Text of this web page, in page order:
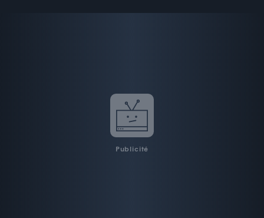
Publicité